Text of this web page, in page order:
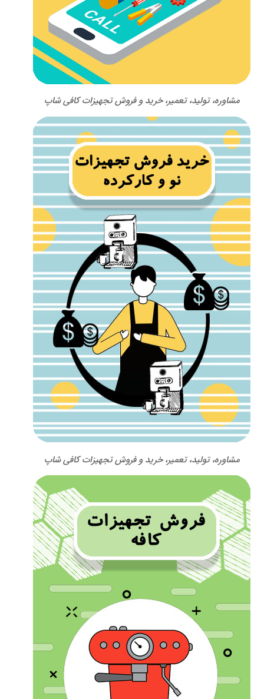
مشاوره، تولید، تعمیر، خرید و فروش تجهیزات کافی شاپ
مشاوره، تولید، تعمیر، خرید و فروش تجهیزات کافی شاپ